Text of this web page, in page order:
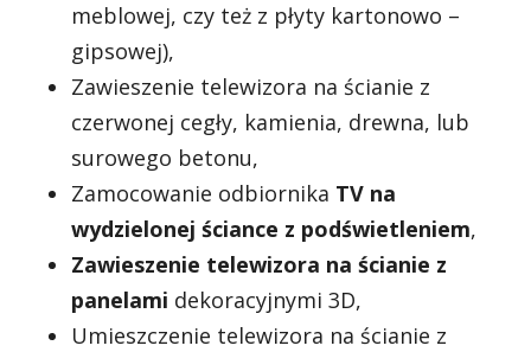
meblowej, czy też z płyty kartonowo –
gipsowej),
Zawieszenie telewizora na ścianie z
czerwonej cegły, kamienia, drewna, lub
surowego betonu,
Zamocowanie odbiornika TV na
wydzielonej ściance z podświetleniem,
Zawieszenie telewizora na ścianie z
panelami dekoracyjnymi 3D,
Umieszczenie telewizora na ścianie z